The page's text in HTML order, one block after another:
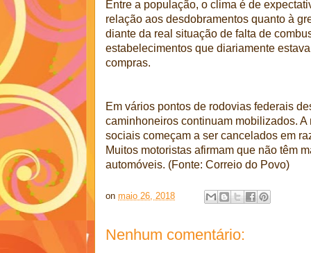
Entre a população, o clima é de
relação aos desdobramentos quanto à
diante da real situação de falta de
estabelecimentos que diariamente
compras.
Em vários pontos de rodovias federais
caminhoneiros continuam mobilizados.
sociais começam a ser cancelados em
Muitos motoristas afirmam que não têm
automóveis. (Fonte: Correio do Povo)
on maio 26, 2018
Nenhum comentário: